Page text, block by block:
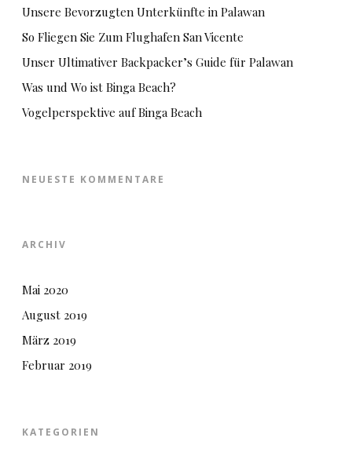
Unsere Bevorzugten Unterkünfte in Palawan
So Fliegen Sie Zum Flughafen San Vicente
Unser Ultimativer Backpacker’s Guide für Palawan
Was und Wo ist Binga Beach?
Vogelperspektive auf Binga Beach
NEUESTE KOMMENTARE
ARCHIV
Mai 2020
August 2019
März 2019
Februar 2019
KATEGORIEN